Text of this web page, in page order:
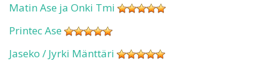
Matin Ase ja Onki Tmi
Printec Ase
Jaseko / Jyrki Mänttäri